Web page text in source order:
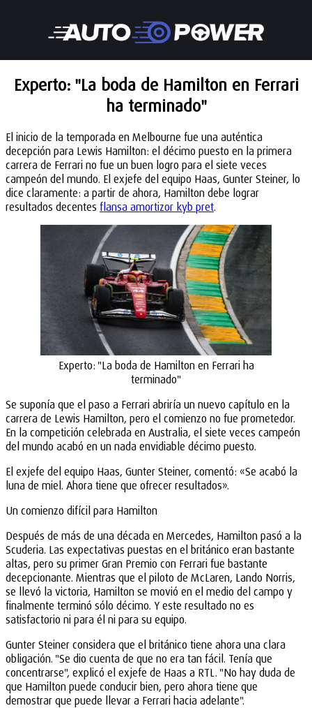
Experto: "La boda de Hamilton en Ferrari
ha terminado"
El inicio de la temporada en Melbourne fue una auténtica
decepción para Lewis Hamilton: el décimo puesto en la primera
carrera de Ferrari no fue un buen logro para el siete veces
campeón del mundo. El exjefe del equipo Haas, Gunter Steiner, lo
dice claramente: a partir de ahora, Hamilton debe lograr
resultados decentes flansa amortizor kyb pret.
Experto: "La boda de Hamilton en Ferrari ha
terminado"
Se suponía que el paso a Ferrari abriría un nuevo capítulo en la
carrera de Lewis Hamilton, pero el comienzo no fue prometedor.
En la competición celebrada en Australia, el siete veces campeón
del mundo acabó en un nada envidiable décimo puesto.
El exjefe del equipo Haas, Gunter Steiner, comentó: «Se acabó la
luna de miel. Ahora tiene que ofrecer resultados».
Un comienzo difícil para Hamilton
Después de más de una década en Mercedes, Hamilton pasó a la
Scuderia. Las expectativas puestas en el británico eran bastante
altas, pero su primer Gran Premio con Ferrari fue bastante
decepcionante. Mientras que el piloto de McLaren, Lando Norris,
se llevó la victoria, Hamilton se movió en el medio del campo y
finalmente terminó sólo décimo. Y este resultado no es
satisfactorio ni para él ni para su equipo.
Gunter Steiner considera que el británico tiene ahora una clara
obligación. "Se dio cuenta de que no era tan fácil. Tenía que
concentrarse", explicó el exjefe de Haas a RTL. "No hay duda de
que Hamilton puede conducir bien, pero ahora tiene que
demostrar que puede llevar a Ferrari hacia adelante".